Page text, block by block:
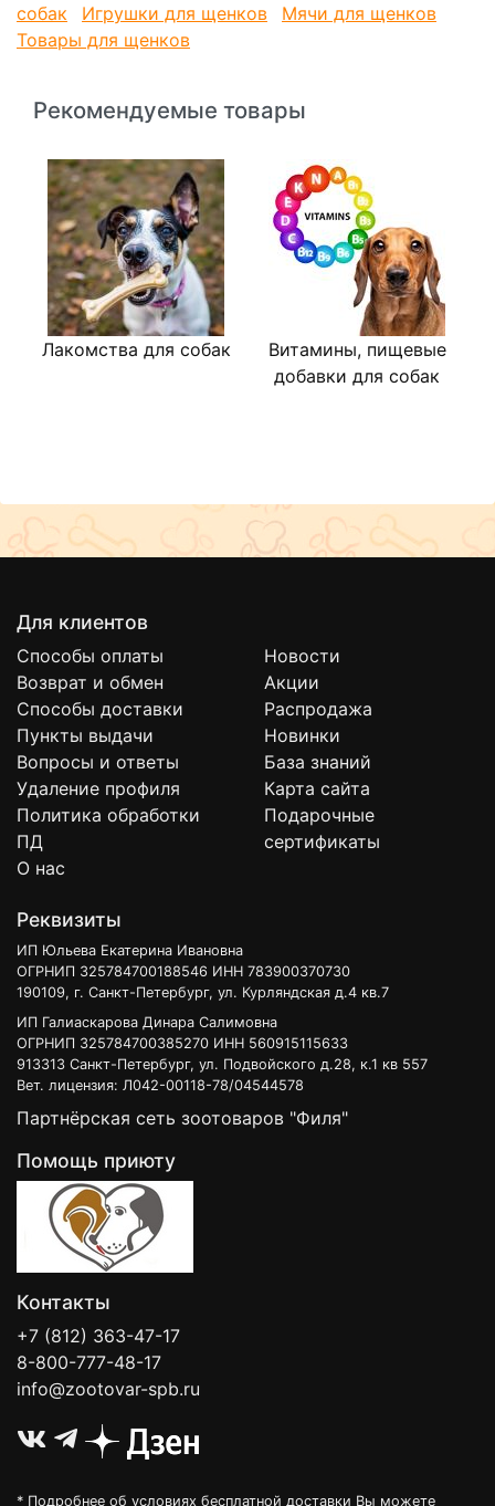
собак
Игрушки для щенков
Мячи для щенков
Товары для щенков
Рекомендуемые товары
Лакомства для собак
Витамины, пищевые
добавки для собак
Для клиентов
Способы оплаты
Возврат и обмен
Способы доставки
Пункты выдачи
Вопросы и ответы
Удаление профиля
Политика обработки
ПД
О нас
Новости
Акции
Распродажа
Новинки
База знаний
Карта сайта
Подарочные
сертификаты
Реквизиты
ИП Юльева Екатерина Ивановна
ОГРНИП 325784700188546 ИНН 783900370730
190109, г. Санкт-Петербург, ул. Курляндская д.4 кв.7
ИП Галиаскарова Динара Салимовна
ОГРНИП 325784700385270 ИНН 560915115633
913313 Санкт-Петербург, ул. Подвойского д.28, к.1 кв 557
Вет. лицензия: Л042-00118-78/04544578
Партнёрская сеть зоотоваров "Филя"
Помощь приюту
Контакты
+7 (812) 363-47-17
8-800-777-48-17
info@zootovar-spb.ru
* Подробнее об условиях бесплатной доставки Вы можете